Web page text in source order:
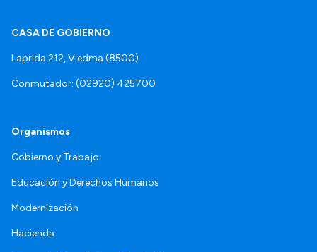
CASA DE GOBIERNO
Laprida 212, Viedma (8500)
Conmutador: (02920) 425700
Organismos
Gobierno y Trabajo
Educación y Derechos Humanos
Modernización
Hacienda